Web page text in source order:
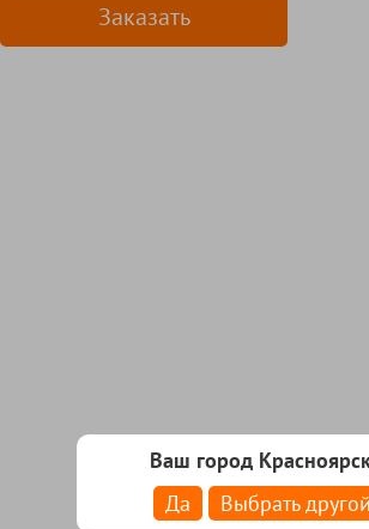
Ваш город
Да
Выбрать другой
Заказать